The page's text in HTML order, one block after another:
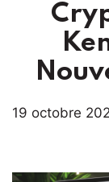
19 octobre